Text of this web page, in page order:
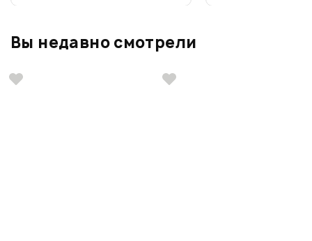
Вы недавно смотрели